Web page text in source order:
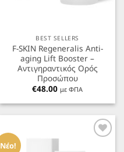
BEST SELLERS
F-SKIN Regeneralis Anti-
aging Lift Booster –
Αντιγηραντικός Ορός
Προσώπου
€48.00 με ΦΠΑ
Νέο!
Προσθήκη